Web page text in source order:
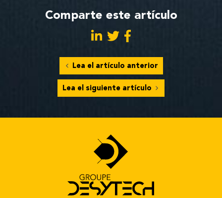
Comparte este artículo
Lea el artículo anterior
Lea el siguiente artículo